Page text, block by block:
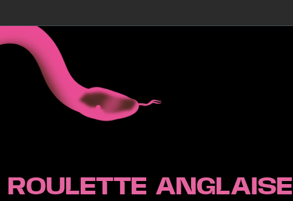
ROULETTE ANGLAISE